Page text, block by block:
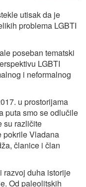
utisak da je
problema LGBTI
poseban tematski
LGBTI
i neformalnog
u prostorijama
puta smo se odlučile
su različite
pokrile Vladana
članice i član
razvoj duha istorije
Od paleolitskih